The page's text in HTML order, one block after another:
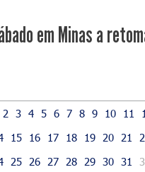
em Minas a
2 3 4 5 6 7 8 9 10 11
15 16 17 18 19 20 21
25 26 27 28 29 30 31